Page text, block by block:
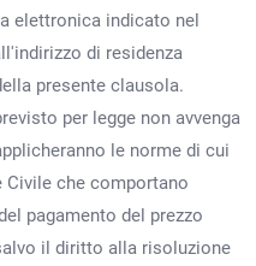
elettronica indicato nel
di residenza
presente clausola.
per legge non avvenga
le norme di cui
Civile che comportano
pagamento del prezzo
il diritto alla risoluzione